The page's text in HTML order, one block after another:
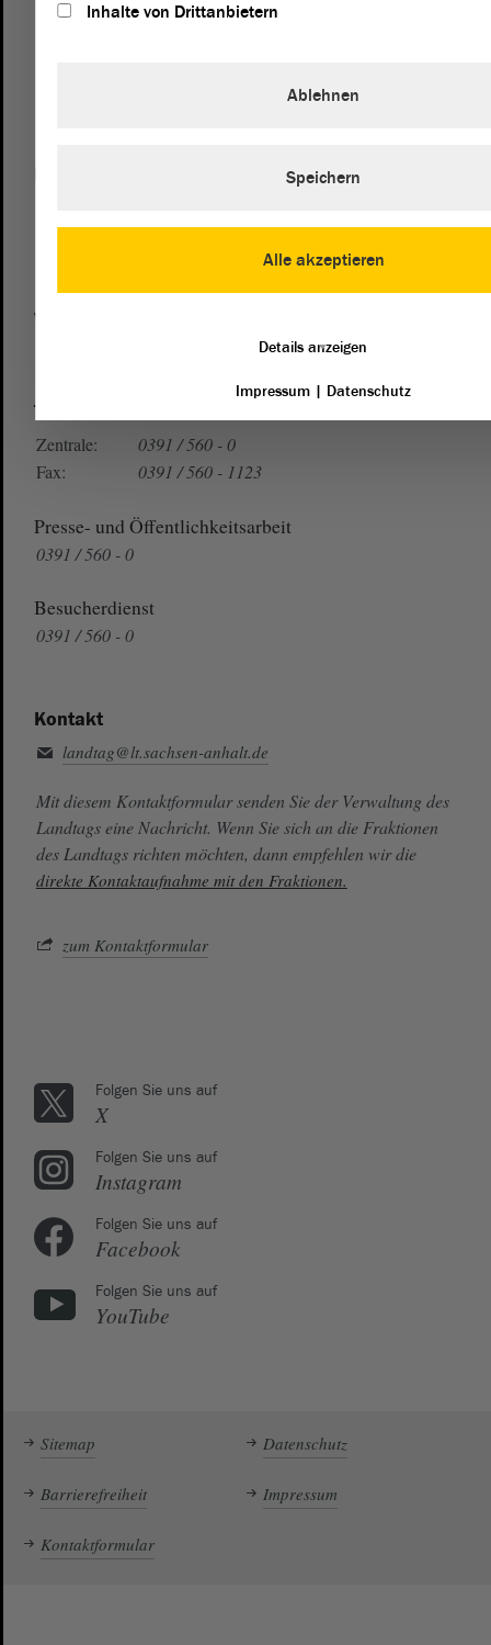
Domplatz 6–9
Wegbeschreibung
Telefon und Fax
Zentrale:
0391 / 560 - 0
Fax:
0391 / 560 - 1123
Presse- und Öffentlichkeitsarbeit
0391 / 560 - 0
Besucherdienst
0391 / 560 - 0
Kontakt
landtag@lt.sachsen-anhalt.de
Mit diesem Kontaktformular senden Sie der Verwaltung des
Landtags eine Nachricht. Wenn Sie sich an die Fraktionen
des Landtags richten möchten, dann empfehlen wir die
direkte Kontaktaufnahme mit den Fraktionen.
zum Kontaktformular
Folgen Sie uns auf
X
Folgen Sie uns auf
Instagram
Folgen Sie uns auf
Facebook
Folgen Sie uns auf
YouTube
Sitemap Datenschutz
Barrierefreiheit Impressum
Kontaktformular
Inhalte von Drittanbietern
Alle akzeptieren
Ablehnen
Speichern
Details anzeigen
Impressum | Datenschutz